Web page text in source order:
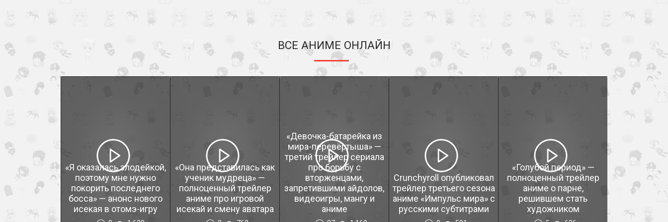
ВСЕ АНИМЕ ОНЛАЙН
«Я оказалась злодейкой,
поэтому мне нужно
покорить последнего
босса» — анонс нового
исекая в отомэ-игру
«Она представилась как
ученик мудреца» —
полноценный трейлер
аниме про игровой
исекай и смену аватара
«Девочка-батарейка из
мира-перевёртыша» —
третий трейлер сериала
про борьбу с
вторженцами,
запретившими айдолов,
видеоигры, мангу и
аниме
Crunchyroll опубликовал
трейлер третьего сезона
аниме «Импульс мира» с
русскими субтитрами
«Голубой период» —
полноценный трейлер
аниме о парне,
решившем стать
художником